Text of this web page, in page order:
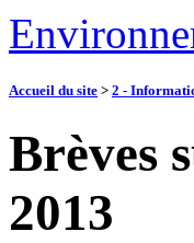
Accueil du site > 2 -
Brèves
2013